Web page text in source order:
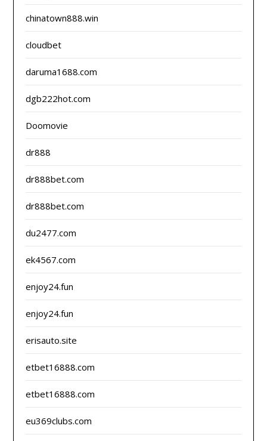
chinatown888.win
cloudbet
daruma1688.com
dgb222hot.com
Doomovie
dr888
dr888bet.com
dr888bet.com
du2477.com
ek4567.com
enjoy24.fun
enjoy24.fun
erisauto.site
etbet16888.com
etbet16888.com
eu369clubs.com